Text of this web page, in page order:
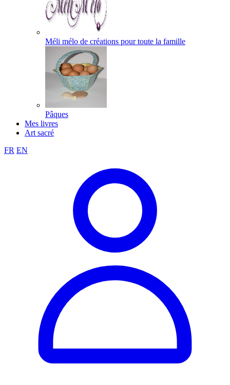
Méli mélo de créations pour toute la famille
Pâques
Mes livres
Art sacré
FR EN